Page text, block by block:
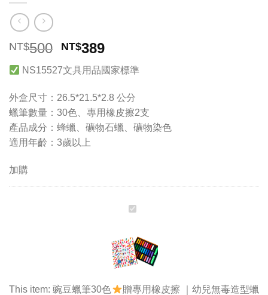
NT$500 原
始
價
格：
NT$500。
NT$389目
前
價
格：
NT$389。
NS15527文具用品國家標準
外盒尺寸：26.5*21.5*2.8 公分
蠟筆數量：30色、專用橡皮擦2支
產品成分：蜂蠟、礦物石蠟、礦物染色
適用年齡：3歲以上
加購
豌
蠟
筆
30
This item: 豌豆蠟筆30色
贈專用橡皮擦 ｜幼兒無毒造型蠟